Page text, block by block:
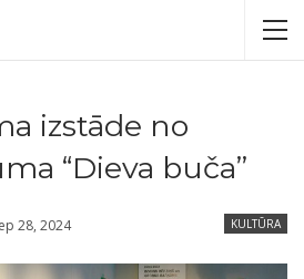
izstāde no
“Dieva buča”
KULTŪRA
28, 2024